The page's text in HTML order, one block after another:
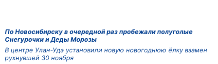
По Новосибирску в очередной раз пробежали полуголые
Снегурочки и Деды Морозы
В центре Улан-Удэ установили новую новогоднюю ёлку взамен
рухнувшей 30 ноября